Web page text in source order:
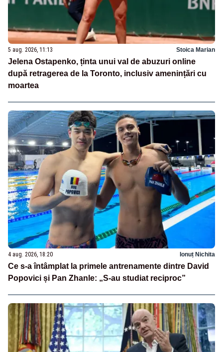
5 aug. 2026, 11:13 Stoica Marian
Jelena Ostapenko, ținta unui val de abuzuri online
după retragerea de la Toronto, inclusiv amenințări cu
moartea
4 aug. 2026, 18:20 Ionuț Nichita
Ce s-a întâmplat la primele antrenamente dintre David
Popovici și Pan Zhanle: „S-au studiat reciproc”